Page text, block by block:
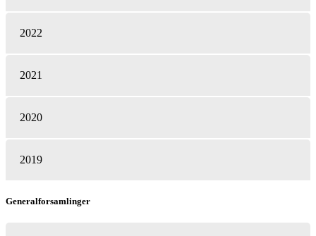
2022
2021
2020
2019
Generalforsamlinger